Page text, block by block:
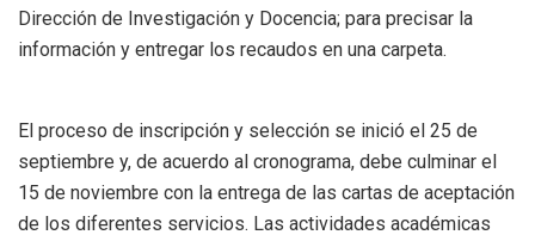
Dirección de Investigación y Docencia; para precisar la
información y entregar los recaudos en una carpeta.
El proceso de inscripción y selección se inició el 25 de
septiembre y, de acuerdo al cronograma, debe culminar el
15 de noviembre con la entrega de las cartas de aceptación
de los diferentes servicios. Las actividades académicas